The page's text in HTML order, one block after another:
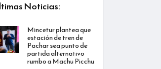
Noticias:
Mincetur plantea que
estación de tren de
Pachar sea punto de
partida alternativo
rumbo a Machu Picchu